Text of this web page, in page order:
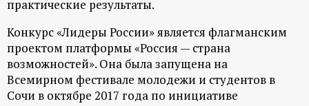
й
п
о
практические результаты.
Конкурс «Лидеры России» является флагманским
проектом платформы «Россия — страна
возможностей». Она была запущена на
Всемирном фестивале молодежи и студентов в
Сочи в октябре 2017 года по инициативе